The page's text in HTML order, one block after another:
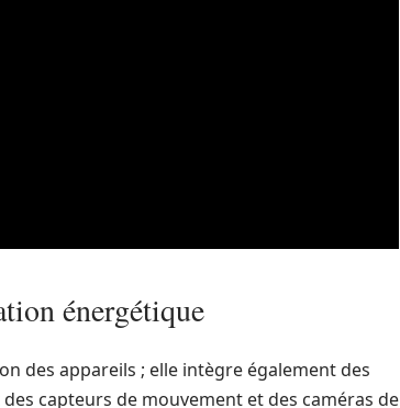
énergétique
des appareils ; elle intègre également des
capteurs de mouvement et des caméras de